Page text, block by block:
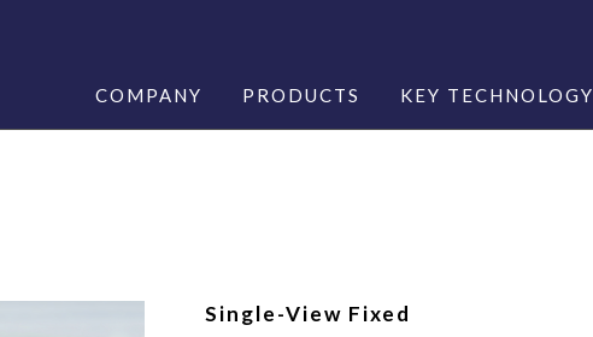
COMPANY PRODUCTS KEY TECHNOLOGY
Single-View Fixed